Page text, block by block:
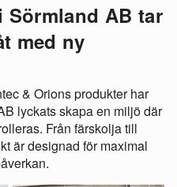
Sörmland AB tar
med ny
& Orions produkter har
lyckats skapa en miljö där
Från färskolja till
är designad för maximal